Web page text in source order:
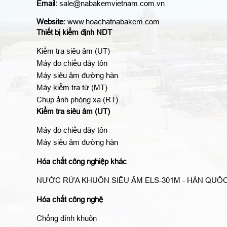
Email: sale@nabakemvietnam.com.vn
Website: www.hoachatnabakem.com
Thiết bị kiểm định NDT
Kiểm tra siêu âm (UT)
Máy đo chiều dày tôn
Máy siêu âm đường hàn
Máy kiểm tra từ (MT)
Chụp ảnh phóng xạ (RT)
Kiểm tra siêu âm (UT)
Máy đo chiều dày tôn
Máy siêu âm đường hàn
Hóa chất công nghiệp khác
NƯỚC RỬA KHUÔN SIÊU ÂM ELS-301M - HÀN
Hóa chất công nghệ
Chống dính khuôn